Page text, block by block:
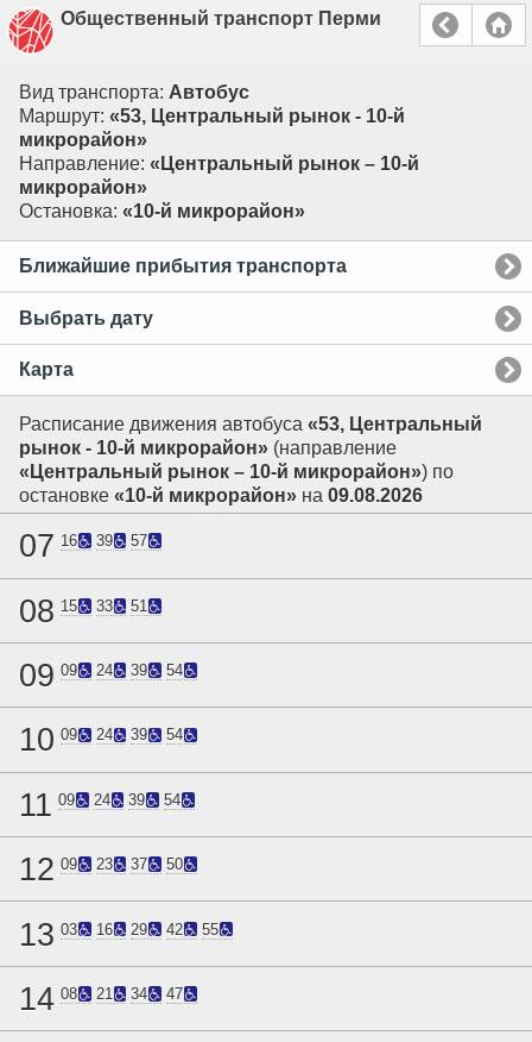
Общественный транспорт Перми
Вид транспорта: Автобус
Маршрут: «53, Центральный рынок - 10-й
микрорайон»
Направление: «Центральный рынок – 10-й
микрорайон»
Остановка: «10-й микрорайон»
Ближайшие прибытия транспорта
Выбрать дату
Карта
Расписание движения автобуса «53, Центральный
рынок - 10-й микрорайон» (направление
«Центральный рынок – 10-й микрорайон») по
остановке «10-й микрорайон» на 09.08.2026
07 16 39 57
08 15 33 51
09 09 24 39 54
10 09 24 39 54
11 09 24 39 54
12 09 23 37 50
13 03 16 29 42 55
14 08 21 34 47